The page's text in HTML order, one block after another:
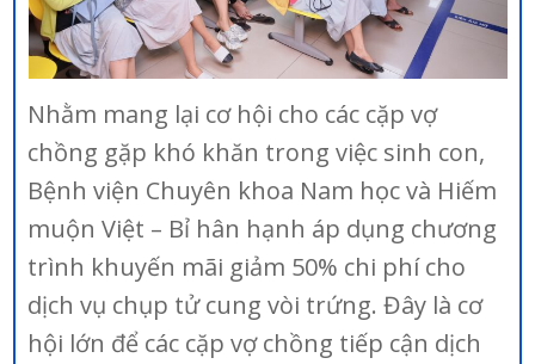
Nhằm mang lại cơ hội cho các cặp vợ
chồng gặp khó khăn trong việc sinh con,
Bệnh viện Chuyên khoa Nam học và Hiếm
muộn Việt – Bỉ hân hạnh áp dụng chương
trình khuyến mãi giảm 50% chi phí cho
dịch vụ chụp tử cung vòi trứng. Đây là cơ
hội lớn để các cặp vợ chồng tiếp cận dịch